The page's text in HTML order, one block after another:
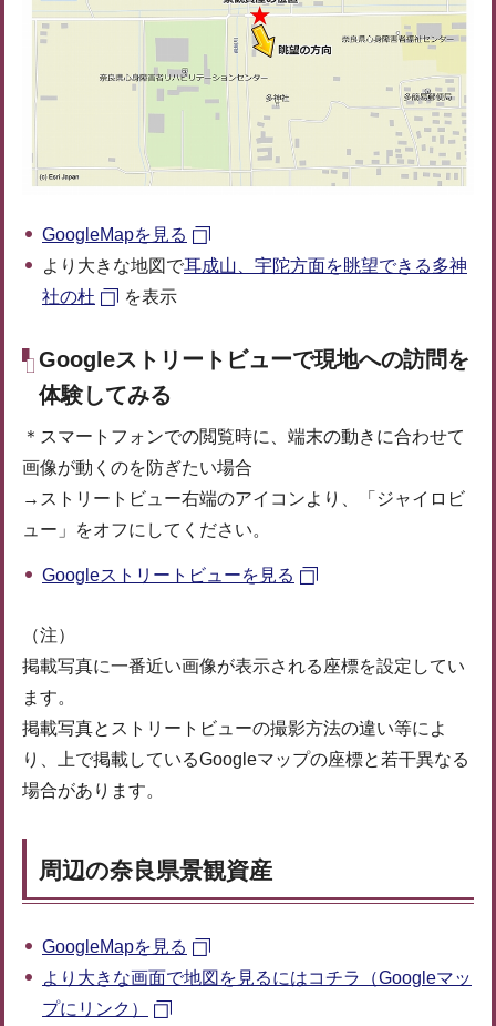
GoogleMapを見る
より大きな地図で耳成山、宇陀方面を眺望できる多神
社の杜
を表示
Googleストリートビューで現地への訪問を
体験してみる
＊スマートフォンでの閲覧時に、端末の動きに合わせて
画像が動くのを防ぎたい場合
→ストリートビュー右端のアイコンより、「ジャイロビ
ュー」をオフにしてください。
Googleストリートビューを見る
（注）
掲載写真に一番近い画像が表示される座標を設定してい
ます。
掲載写真とストリートビューの撮影方法の違い等によ
り、上で掲載しているGoogleマップの座標と若干異なる
場合があります。
周辺の奈良県景観資産
GoogleMapを見る
より大きな画面で地図を見るにはコチラ（Googleマッ
プにリンク）